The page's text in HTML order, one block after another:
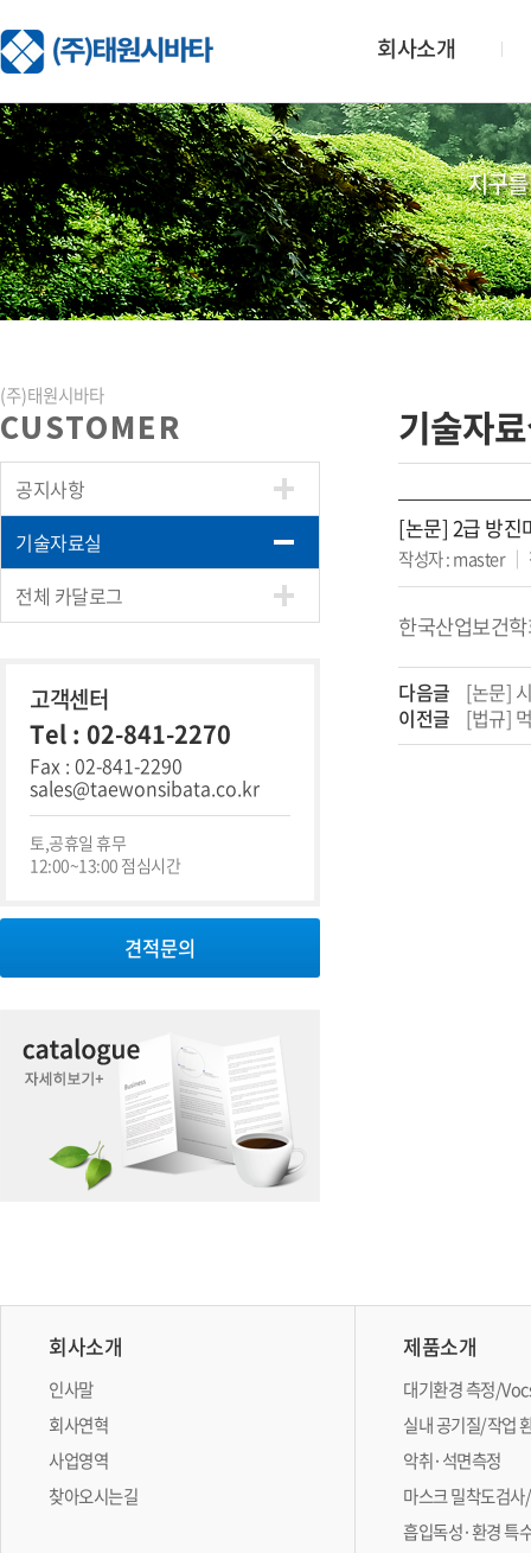
회사소개
지구
(주)태원시바타
CUSTOMER
공지사항
기술자료실
전체 카달로그
고객센터
Tel : 02-841-2270
Fax : 02-841-2290
sales@taewonsibata.co.kr
토,공휴일 휴무
12:00~13:00 점심시간
견적문의
기술자
[논문] 2급 방진
작성자 : master ｜
한국산업보건
다음글
[논문]
이전글
[법규]
회사소개
인사말
회사연혁
사업영역
찾아오시는길
제품소개
대기환경 측정/
실내 공기질/작업
악취·석면측정
마스크 밀착도검
흡입독성·환경 특